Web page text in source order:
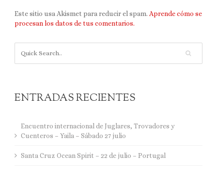
Este sitio usa Akismet para reducir el spam. Aprende cómo se
procesan los datos de tus comentarios.
ENTRADAS RECIENTES
Encuentro internacional de Juglares, Trovadores y
Cuenteros – Yaila – Sábado 27 julio
Santa Cruz Ocean Spirit – 22 de julio – Portugal